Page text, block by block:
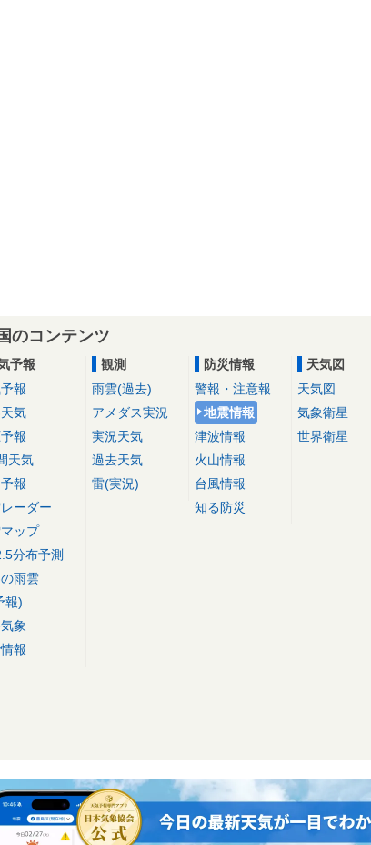
のコンテンツ
予報
報
気
報
天気
報
ーダー
ップ
分布予測
雨雲
報)
象
報
観測
雨雲(過去)
アメダス実況
実況天気
過去天気
雷(実況)
防災情報
警報・注意報
地震情報
津波情報
火山情報
台風情報
知る防災
天気図
天気図
気象衛星
世界衛星